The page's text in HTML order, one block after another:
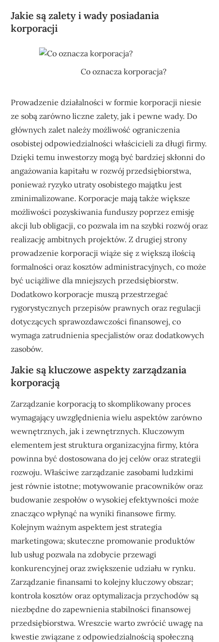
Jakie są zalety i wady posiadania
korporacji
Co oznacza korporacja?
Prowadzenie działalności w formie korporacji niesie
ze sobą zarówno liczne zalety, jak i pewne wady. Do
głównych zalet należy możliwość ograniczenia
osobistej odpowiedzialności właścicieli za długi firmy.
Dzięki temu inwestorzy mogą być bardziej skłonni do
angażowania kapitału w rozwój przedsiębiorstwa,
ponieważ ryzyko utraty osobistego majątku jest
zminimalizowane. Korporacje mają także większe
możliwości pozyskiwania funduszy poprzez emisję
akcji lub obligacji, co pozwala im na szybki rozwój oraz
realizację ambitnych projektów. Z drugiej strony
prowadzenie korporacji wiąże się z większą ilością
formalności oraz kosztów administracyjnych, co może
być uciążliwe dla mniejszych przedsiębiorstw.
Dodatkowo korporacje muszą przestrzegać
rygorystycznych przepisów prawnych oraz regulacji
dotyczących sprawozdawczości finansowej, co
wymaga zatrudnienia specjalistów oraz dodatkowych
zasobów.
Jakie są kluczowe aspekty zarządzania
korporacją
Zarządzanie korporacją to skomplikowany proces
wymagający uwzględnienia wielu aspektów zarówno
wewnętrznych, jak i zewnętrznych. Kluczowym
elementem jest struktura organizacyjna firmy, która
powinna być dostosowana do jej celów oraz strategii
rozwoju. Właściwe zarządzanie zasobami ludzkimi
jest równie istotne; motywowanie pracowników oraz
budowanie zespołów o wysokiej efektywności może
znacząco wpłynąć na wyniki finansowe firmy.
Kolejnym ważnym aspektem jest strategia
marketingowa; skuteczne promowanie produktów
lub usług pozwala na zdobycie przewagi
konkurencyjnej oraz zwiększenie udziału w rynku.
Zarządzanie finansami to kolejny kluczowy obszar;
kontrola kosztów oraz optymalizacja przychodów są
niezbędne do zapewnienia stabilności finansowej
przedsiębiorstwa. Wreszcie warto zwrócić uwagę na
kwestie związane z odpowiedzialnością społeczną